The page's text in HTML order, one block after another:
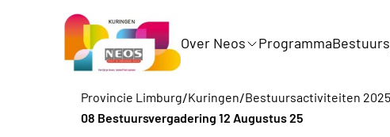
Over Neos Programma
Provincie Limburg/Kuringen/Bestuursactiviteiten 2025
08 Bestuursvergadering 12 Augustus 25